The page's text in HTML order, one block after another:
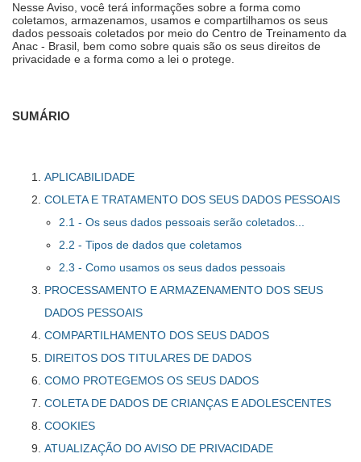
Nesse Aviso, você terá informações sobre a forma como
coletamos, armazenamos, usamos e compartilhamos os seus
dados pessoais coletados por meio do Centro de Treinamento da
Anac - Brasil, bem como sobre quais são os seus direitos de
privacidade e a forma como a lei o protege.
SUMÁRIO
APLICABILIDADE
COLETA E TRATAMENTO DOS SEUS DADOS PESSOAIS
2.1 - Os seus dados pessoais serão coletados...
2.2 - Tipos de dados que coletamos
2.3 - Como usamos os seus dados pessoais
PROCESSAMENTO E ARMAZENAMENTO DOS SEUS
DADOS PESSOAIS
COMPARTILHAMENTO DOS SEUS DADOS
DIREITOS DOS TITULARES DE DADOS
COMO PROTEGEMOS OS SEUS DADOS
COLETA DE DADOS DE CRIANÇAS E ADOLESCENTES
COOKIES
ATUALIZAÇÃO DO AVISO DE PRIVACIDADE